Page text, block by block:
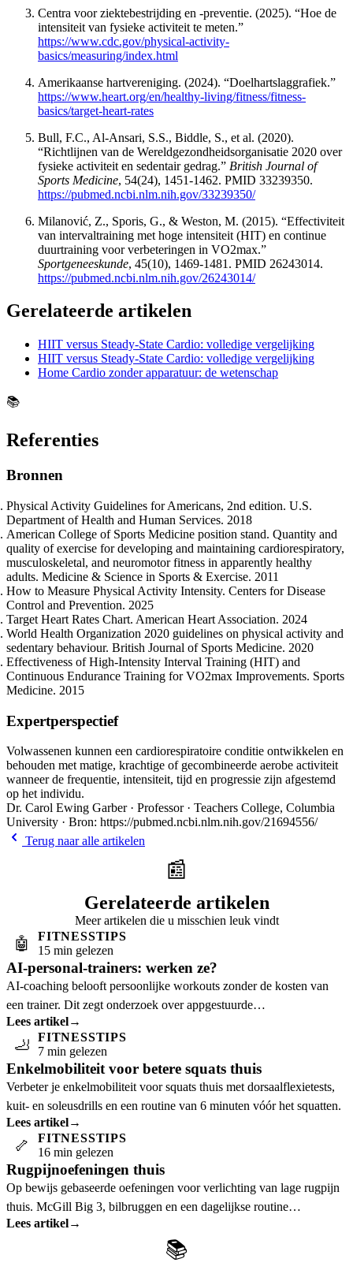
Centra voor ziektebestrijding en -preventie. (2025). “Hoe de
intensiteit van fysieke activiteit te meten.”
https://www.cdc.gov/physical-activity-
basics/measuring/index.html
Amerikaanse hartvereniging. (2024). “Doelhartslaggrafiek.”
https://www.heart.org/en/healthy-living/fitness/fitness-
basics/target-heart-rates
Bull, F.C., Al-Ansari, S.S., Biddle, S., et al. (2020).
“Richtlijnen van de Wereldgezondheidsorganisatie 2020 over
fysieke activiteit en sedentair gedrag.” British Journal of
Sports Medicine, 54(24), 1451-1462. PMID 33239350.
https://pubmed.ncbi.nlm.nih.gov/33239350/
Milanović, Z., Sporis, G., & Weston, M. (2015). “Effectiviteit
van intervaltraining met hoge intensiteit (HIT) en continue
duurtraining voor verbeteringen in VO2max.”
Sportgeneeskunde, 45(10), 1469-1481. PMID 26243014.
https://pubmed.ncbi.nlm.nih.gov/26243014/
Gerelateerde artikelen
HIIT versus Steady-State Cardio: volledige vergelijking
HIIT versus Steady-State Cardio: volledige vergelijking
Home Cardio zonder apparatuur: de wetenschap
📚
Referenties
Bronnen
Physical Activity Guidelines for Americans, 2nd edition. U.S.
Department of Health and Human Services. 2018
American College of Sports Medicine position stand. Quantity and
quality of exercise for developing and maintaining cardiorespiratory,
musculoskeletal, and neuromotor fitness in apparently healthy
adults. Medicine & Science in Sports & Exercise. 2011
How to Measure Physical Activity Intensity. Centers for Disease
Control and Prevention. 2025
Target Heart Rates Chart. American Heart Association. 2024
World Health Organization 2020 guidelines on physical activity and
sedentary behaviour. British Journal of Sports Medicine. 2020
Effectiveness of High-Intensity Interval Training (HIT) and
Continuous Endurance Training for VO2max Improvements. Sports
Medicine. 2015
Expertperspectief
Volwassenen kunnen een cardiorespiratoire conditie ontwikkelen en
behouden met matige, krachtige of gecombineerde aerobe activiteit
wanneer de frequentie, intensiteit, tijd en progressie zijn afgestemd
op het individu.
Dr. Carol Ewing Garber · Professor · Teachers College, Columbia
University · Bron: https://pubmed.ncbi.nlm.nih.gov/21694556/
Terug naar alle artikelen
📰
Gerelateerde artikelen
Meer artikelen die u misschien leuk vindt
🤖
FITNESSTIPS
15 min gelezen
AI-personal-trainers: werken ze?
AI-coaching belooft persoonlijke workouts zonder de kosten van
een trainer. Dit zegt onderzoek over appgestuurde
fitnessprogrammering en wie er het meest van
Lees artikel→
🦶
FITNESSTIPS
7 min gelezen
Enkelmobiliteit voor betere squats thuis
Verbeter je enkelmobiliteit voor squats thuis met dorsaalflexietests,
kuit- en soleusdrills en een routine van 6 minuten vóór het squatten.
Lees artikel→
🦴
FITNESSTIPS
16 min gelezen
Rugpijnoefeningen thuis
Op bewijs gebaseerde oefeningen voor verlichting van lage rugpijn
thuis. McGill Big 3, bilbruggen en een dagelijkse routine
ondersteund door onderzoek.
Lees artikel→
📚